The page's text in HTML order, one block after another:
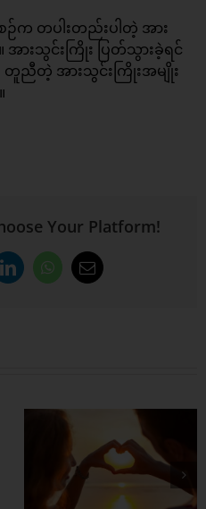
က တပါးတည်းပါတဲ့ အား
အားသွင်းကြိုး ပြတ်သွားခဲ့ရင်
တူညီတဲ့ အားသွင်းကြိုးအမျိုး
Your Platform!
LinkedInWhatsApp
Email